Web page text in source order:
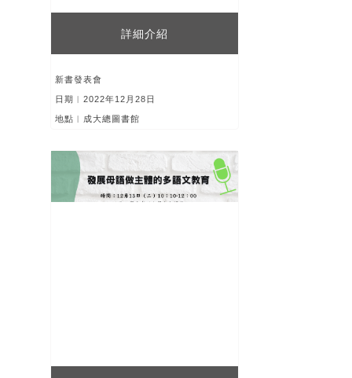
詳細介紹
新書發表會
日期︱2022年12月28日
地點︱成大總圖書館